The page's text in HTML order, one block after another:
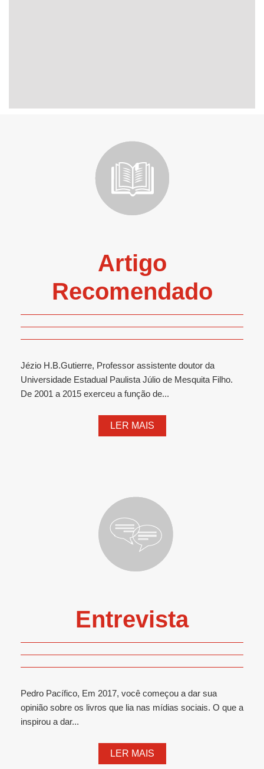
Artigo
Recomendado
Jézio H.B.Gutierre, Professor assistente doutor da
Universidade Estadual Paulista Júlio de Mesquita Filho.
De 2001 a 2015 exerceu a função de...
LER MAIS
Entrevista
Pedro Pacífico, Em 2017, você começou a dar sua
opinião sobre os livros que lia nas mídias sociais. O que a
inspirou a dar...
LER MAIS